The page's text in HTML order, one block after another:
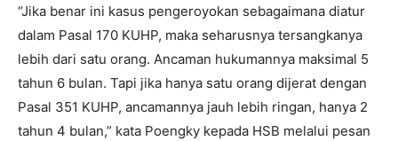
“Jika benar ini kasus pengeroyokan sebagaimana diatur
dalam Pasal 170 KUHP, maka seharusnya tersangkanya
lebih dari satu orang. Ancaman hukumannya maksimal 5
tahun 6 bulan. Tapi jika hanya satu orang dijerat dengan
Pasal 351 KUHP, ancamannya jauh lebih ringan, hanya 2
tahun 4 bulan,” kata Poengky kepada HSB melalui pesan